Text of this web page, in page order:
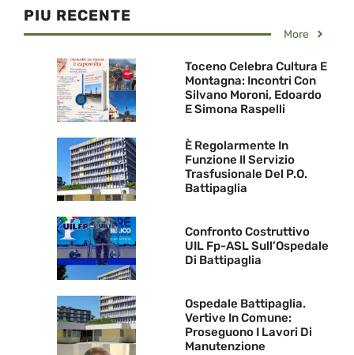
PIU RECENTE
More
Toceno Celebra Cultura E
Montagna: Incontri Con
Silvano Moroni, Edoardo
E Simona Raspelli
È Regolarmente In
Funzione Il Servizio
Trasfusionale Del P.O.
Battipaglia
Confronto Costruttivo
UIL Fp-ASL Sull’Ospedale
Di Battipaglia
Ospedale Battipaglia.
Vertive In Comune:
Proseguono I Lavori Di
Manutenzione